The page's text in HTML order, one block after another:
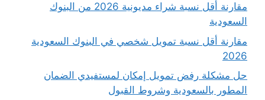
مقارنة أقل نسبة شراء مديونية 2026 من البنوك
السعودية
مقارنة أقل نسبة تمويل شخصي في البنوك السعودية
2026
حل مشكلة رفض تمويل إمكان لمستفيدي الضمان
المطور بالسعودية وشروط القبول